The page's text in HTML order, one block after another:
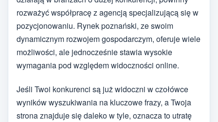
rozważyć współpracę z agencją specjalizującą się w
pozycjonowaniu. Rynek poznański, ze swoim
dynamicznym rozwojem gospodarczym, oferuje wiele
możliwości, ale jednocześnie stawia wysokie
wymagania pod względem widoczności online.
Jeśli Twoi konkurenci są już widoczni w czołówce
wyników wyszukiwania na kluczowe frazy, a Twoja
strona znajduje się daleko w tyle, oznacza to utratę